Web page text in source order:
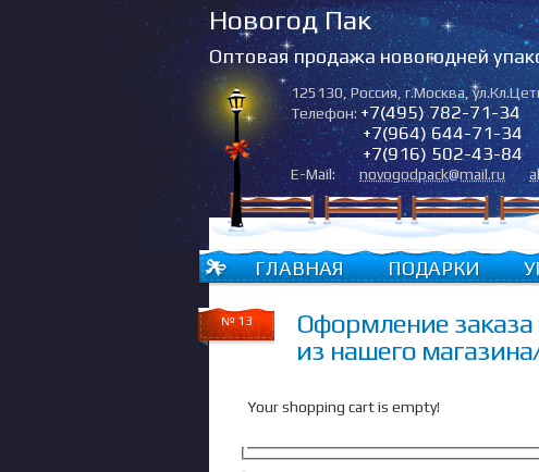
Новогод Пак
Оптовая продажа новогодней
125130,Россия,г.Москва,
Телефон: +7(495) 782-71-34
+7(964) 644-71-34
+7(916) 502-43-84
E-Mail: novogodpack@mail.ru
ГЛАВНАЯ ПОДАРКИ
№ 13
Оформление заказа
из нашего
Your shopping cart is empty!